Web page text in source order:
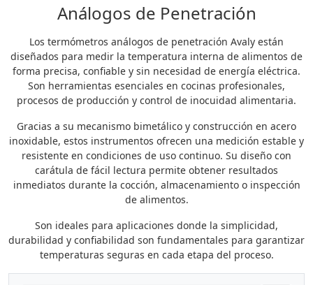
Análogos de Penetración
Los termómetros análogos de penetración Avaly están
diseñados para medir la temperatura interna de alimentos de
forma precisa, confiable y sin necesidad de energía eléctrica.
Son herramientas esenciales en cocinas profesionales,
procesos de producción y control de inocuidad alimentaria.
Gracias a su mecanismo bimetálico y construcción en acero
inoxidable, estos instrumentos ofrecen una medición estable y
resistente en condiciones de uso continuo. Su diseño con
carátula de fácil lectura permite obtener resultados
inmediatos durante la cocción, almacenamiento o inspección
de alimentos.
Son ideales para aplicaciones donde la simplicidad,
durabilidad y confiabilidad son fundamentales para garantizar
temperaturas seguras en cada etapa del proceso.